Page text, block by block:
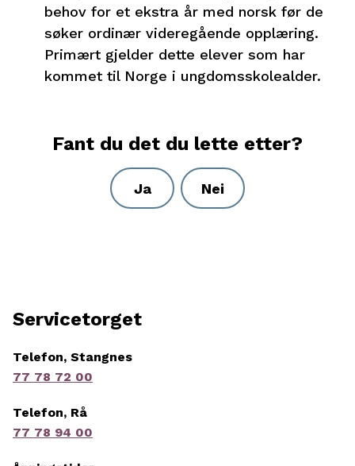
behov for et ekstra år med norsk før de
søker ordinær videregående opplæring.
Primært gjelder dette elever som har
kommet til Norge i ungdomsskolealder.
Fant du det du lette etter?
Ja Nei
Servicetorget
Telefon, Stangnes
77 78 72 00
Telefon, Rå
77 78 94 00